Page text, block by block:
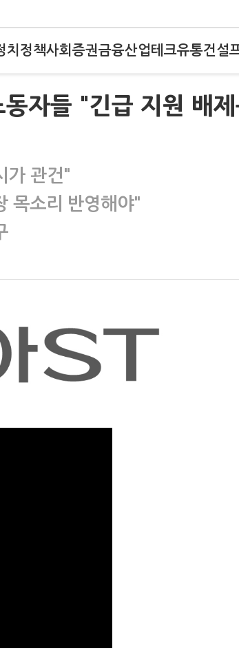
치 정책사회 증권금융산업테크유통건설
자들 "긴급 지원 배
가 관건"
목소리 반영해야"